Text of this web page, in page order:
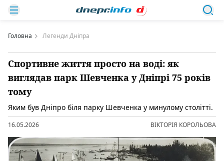
Головна Легенди Дніпра
Спортивне життя просто на воді: як
виглядав парк Шевченка у Дніпрі 75 років
тому
Яким був Дніпро біля парку Шевченка у минулому столітті.
16.05.2026 ВІКТОРІЯ КОРОЛЬОВА